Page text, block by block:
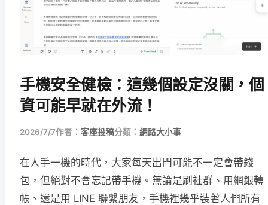
手機安全健檢：這幾個設定沒關，個
資可能早就在外流！
2026/7/7作者： 客座投稿分類： 網路大小事
在人手一機的時代，大家每天出門可能不一定會帶錢
包，但絕對不會忘記帶手機。無論是刷社群、用網銀轉
帳、還是用 LINE 聯繫朋友，手機裡幾乎裝著人們所有